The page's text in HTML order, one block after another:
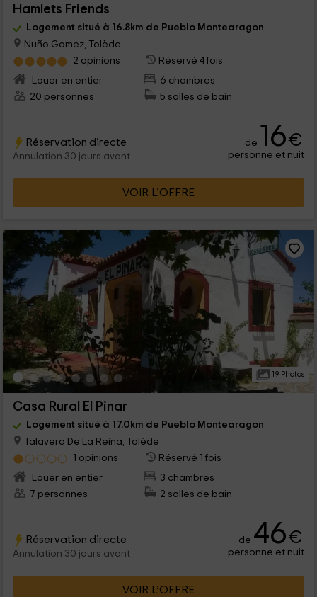
Hamlets Friends
Logement situé à 16.8km de Pueblo Montearagon
Nuño Gomez, Tolède
2 opinions
Réservé 4 fois
Louer en entier
6 chambres
20 personnes
5 salles de bain
Réservation directe
Annulation 30 jours avant
de 16€
personne et nuit
VOIR L’OFFRE
19 Photos
Casa Rural El Pinar
Logement situé à 17.0km de Pueblo Montearagon
Talavera De La Reina, Tolède
1 opinions
Réservé 1 fois
Louer en entier
3 chambres
7 personnes
2 salles de bain
Réservation directe
Annulation 30 jours avant
de 46€
personne et nuit
VOIR L’OFFRE